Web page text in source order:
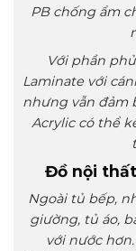
PB chống ẩm
Với phần
Laminate với
nhưng vẫn đảm
Acrylic có thể
Đồ nội
Ngoài tủ bếp,
giường, tủ áo,
với nước